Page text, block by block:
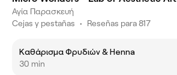
Αγία Παρασκευή
Cejas y pestañas • Reseñas para 817
Καθάρισμα Φρυδιών & Ηenna
30 min